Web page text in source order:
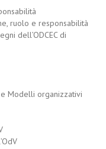
ruolo e responsabilità
dell’ODCEC di
e Modelli organizzativi